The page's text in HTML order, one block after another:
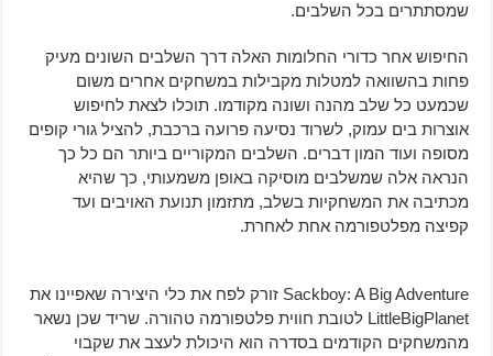
שמסתתרים בכל השלבים.
החיפוש אחר כדורי החלומות האלה דרך השלבים השונים מעיק
פחות בהשוואה למטלות מקבילות במשחקים אחרים משום
שכמעט כל שלב מהנה ושונה מקודמו. תוכלו לצאת לחיפוש
אוצרות בים עמוק, לשרוד נסיעה פרועה ברכבת, להציל גורי קופים
מסופה ועוד המון דברים. השלבים המקוריים ביותר הם כל כך
הנראה אלה שמשלבים מוסיקה באופן משמעותי, כך שהיא
מכתיבה את המשחקיות בשלב, מתזמון תנועת האויבים ועד
קפיצה מפלטפורמה אחת לאחרת.
Sackboy: A Big Adventure זורק לפח את כלי היצירה שאפיינו את
LittleBigPlanet לטובת חווית פלטפורמה טהורה. שריד שכן נשאר
מהמשחקים הקודמים בסדרה הוא היכולת לעצב את שקבוי